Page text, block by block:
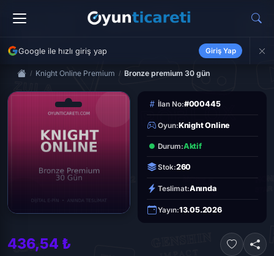
Google ile hızlı giriş yap Giriş Yap
Knight Online Premium Bronze premium 30 gün
İlan No:#000445
Oyun:Knight Online
Durum:Aktif
Stok:260
Teslimat:Anında
Yayın:13.05.2026
436,54 ₺